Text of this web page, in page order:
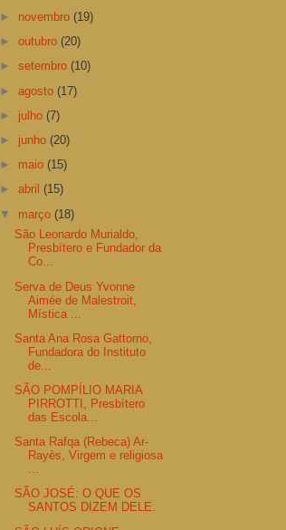
► novembro(19)
►outubro(20)
►setembro(10)
►agosto(17)
► julho(7)
► junho(20)
► maio(15)
►abril(15)
▼ março(18)
São Leonardo Murialdo,
Presbítero e Fundador da
Co...
Serva de Deus Yvonne
Aimée de Malestroit,
Mística ...
Santa Ana Rosa Gattorno,
Fundadora do Instituto
de...
SÃO POMPÍLIO MARIA
PIRROTTI, Presbítero
das Escola...
Santa Rafqa (Rebeca) Ar-
Rayès, Virgem e religiosa
...
SÃO JOSÉ: O QUE OS
SANTOS DIZEM DELE.